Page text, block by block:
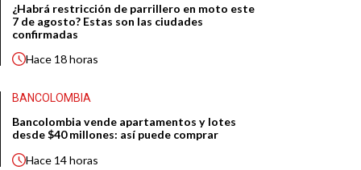
¿Habrá restricción de parrillero en moto este
7 de agosto? Estas son las ciudades
confirmadas
Hace 18 horas
BANCOLOMBIA
Bancolombia vende apartamentos y lotes
desde $40 millones: así puede comprar
Hace 14 horas